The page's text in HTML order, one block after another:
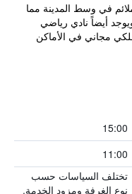
في مكان ملائم في وسط المدينة مما
أيضاً نادي رياضي
مجاني في الأماكن
15:00
11:00
تختلف السياسات حسب
نوع الغرفة ومزود الخدمة.